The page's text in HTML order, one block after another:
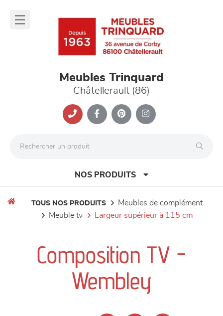
Meubles Trinquard
Châtellerault (86)
NOS PRODUITS
séjours
meubles de complément
TOUS NOS PRODUITS
meubles de complément
meuble tv
largeur supérieur à 115 cm
Composition TV -
Wembley